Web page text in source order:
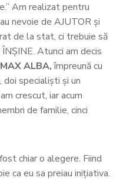
Am realizat pentru
nevoie de AJUTOR și
de la stat, ci trebuie să
Atunci am decis
ALBA,împreună cu
specialişti şi un
crescut, iar acum
de familie, cinci
chiar o alegere. Fiind
ca eu sa preiau inițiativa.